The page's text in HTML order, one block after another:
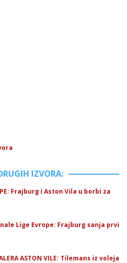
IZVORA:
Frajburg i Aston Vila u borbi za
Lige Evrope: Frajburg sanja prvi
ASTON VILE: Tilemans iz voleja